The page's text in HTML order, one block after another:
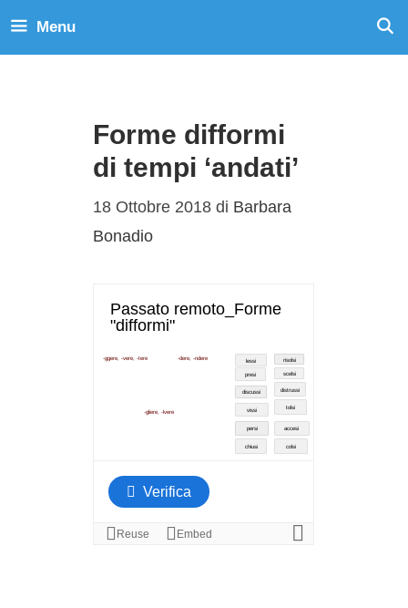
Menu
Forme difformi
di tempi ‘andati’
18 Ottobre 2018 di Barbara
Bonadio